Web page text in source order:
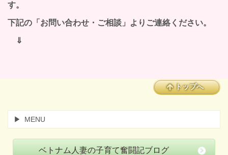
す。
下記の「お問い合わせ・ご相談」よりご連絡ください。
⇓
トップへ
MENU
ベトナム人妻の子育て奮闘記ブログ